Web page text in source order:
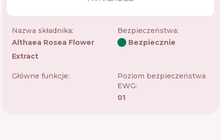
Nazwa składnika:
Althaea Rosea Flower
Extract
Bezpieczeństwa:
Bezpiecznie
Główne funkcje:
Poziom bezpieczeństwa
EWG:
01